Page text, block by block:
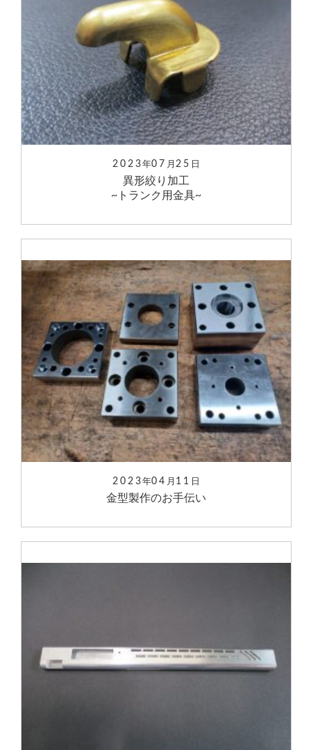
2023年07 月 25 日
異形絞り加工
~トランク用金具~
2023年04 月 11 日
金型製作のお手伝い